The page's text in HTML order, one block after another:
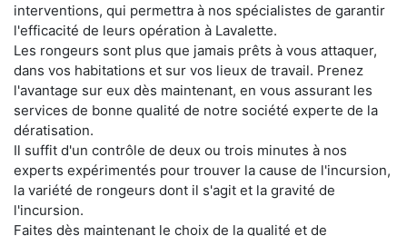
interventions, qui permettra à nos spécialistes de garantir
l'efficacité de leurs opération à Lavalette.
Les rongeurs sont plus que jamais prêts à vous attaquer,
dans vos habitations et sur vos lieux de travail. Prenez
l'avantage sur eux dès maintenant, en vous assurant les
services de bonne qualité de notre société experte de la
dératisation.
Il suffit d'un contrôle de deux ou trois minutes à nos
experts expérimentés pour trouver la cause de l'incursion,
la variété de rongeurs dont il s'agit et la gravité de
l'incursion.
Faites dès maintenant le choix de la qualité et de